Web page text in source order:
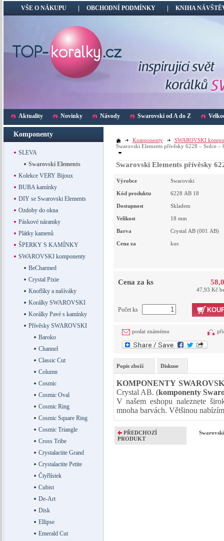
VŠE O NÁKUPU OBCHODNÍ PODMÍNKY KNIHA
Aktuality Novinky Návody Swarovski od A do Z
Komponenty
SLEVA
Swarovski Elements
Kolekce VERY Bijoux
BUBA kamínky
DIY se Swarovski Elements
Ozdoby do okna
Páskové náramky
Plátky kamenů
ŠPERKY S KAMÍNKY
SWAROVSKI komponenty
BeCharmed
Crystal Pixie
Knoflíky a našíváky
Korálky SWAROVSKI
Korálky Pavé s kamínky
Přívěsky SWAROVSKI
Baroko
Channel
Classic Cut
Column
Cosmic
Cosmic Oval
Cosmic Ring
Cosmic Square Ring
Cosmic Triangle
Cross Tribe
Crystalactite Grand
Crystalactite Petite
Čtyřlístek
Cubist
De-Art
Disk
Ellipse
Emerald Cut
Komponenty
SWAROVSKI
Swarovski Elements přívěsky 6228 – Srdce –
Swarovski Elements přívěsky
Výrobce Swarovski
Kód produktu 6228 AB 18
Dostupnost Skladem
Velikost 18 mm
Barva Crystal AB (001 AB)
Cena za kus
Cena za ks
47,93 Kč
Počet ks
poslat známému
Popis zboží Diskuse
KOMPONENTY
Crystal AB. (komponenty
V našem eshopu naleznete
mnoha barvách. Většinou
PŘEDCHOZÍ
PRODUKT